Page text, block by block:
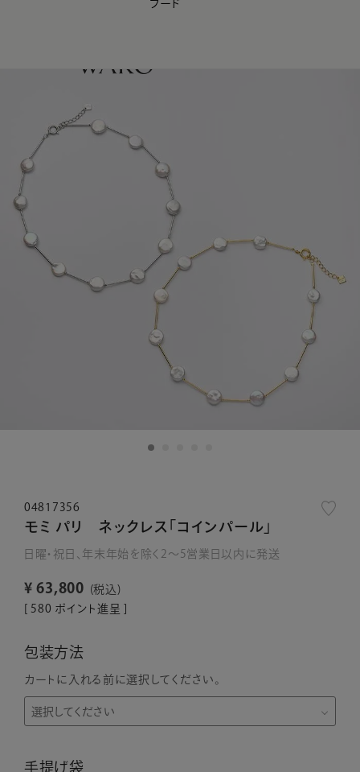
【会員様限定】夏のプレゼントキャンペーン開催中
フード
04817356
モミ パリ ネックレス「コインパール」
日曜・祝日、年末年始を除く2～5営業日以内に発送
¥ 63,800
税込
580 ポイント進呈 ]
包装方法
カートに入れる前に選択してください。
手提げ袋